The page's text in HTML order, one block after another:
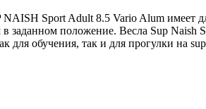
Sport Adult 8.5 Vario Alum имеет
положение. Весла Sup Naish
обучения, так и для прогулки на